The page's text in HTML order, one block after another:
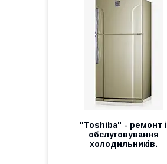
"Toshiba" - ремонт і
обслуговування
холодильників.